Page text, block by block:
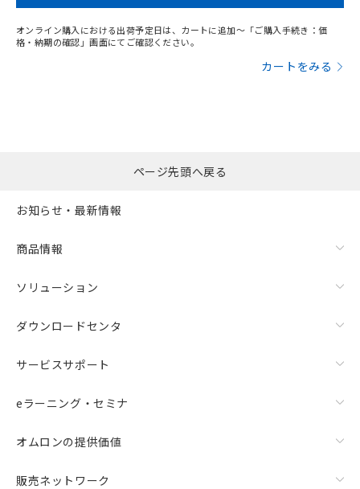
オンライン購入における出荷予定日は、カートに追加～「ご購入手続き：価
格・納期の確認」画面にてご確認ください。
カートをみる
ページ先頭へ戻る
お知らせ・最新情報
商品情報
ソリューション
ダウンロードセンタ
サービスサポート
eラーニング・セミナ
オムロンの提供価値
販売ネットワーク